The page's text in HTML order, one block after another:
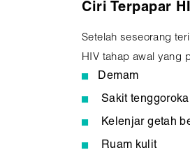
Ciri Terpapar
Setelah seseorang
HIV tahap awal yang
Demam
Sakit
Kelenjar getah
Ruam kulit